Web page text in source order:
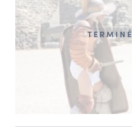
TERMINÉ